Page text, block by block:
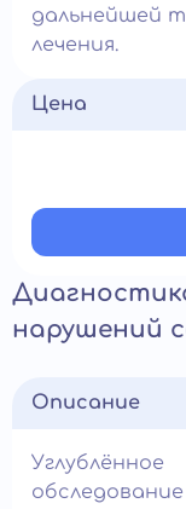
дальнейшей
лечения.
Цена
нарушений
Описание
Углублённое